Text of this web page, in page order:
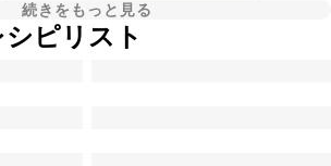
続きをもっと見る
ピリスト